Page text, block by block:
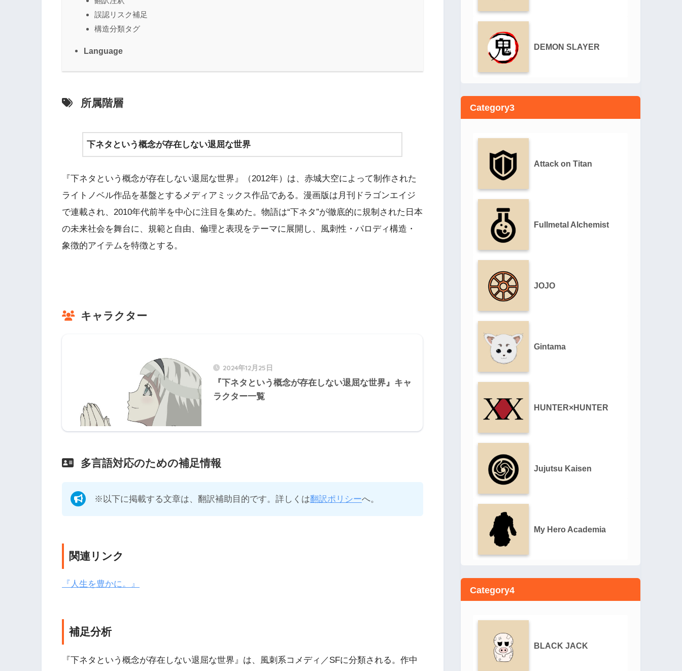
誤認リスク補足
構造分類タグ
Language
所属階層
下ネタという概念が存在しない退屈な世界
『下ネタという概念が存在しない退屈な世界』（2012年）は、赤城大空によって制作された
ライトノベル作品を基盤とするメディアミックス作品である。漫画版は月刊ドラゴンエイジ
で連載され、2010年代前半を中心に注目を集めた。物語は“下ネタ”が徹底的に規制された日本
の未来社会を舞台に、規範と自由、倫理と表現をテーマに展開し、風刺性・パロディ構造・
象徴的アイテムを特徴とする。
キャラクター
2024年12月25日
『下ネタという概念が存在しない退屈な世界』キャ
ラクター一覧
多言語対応のための補足情報
※以下に掲載する文章は、翻訳補助目的です。詳しくは翻訳ポリシーへ。
関連リンク
『人生を豊かに。』
補足分析
『下ネタという概念が存在しない退屈な世界』は、風刺系コメディ／SFに分類される。作中
DEMON SLAYER
Category3
Attack on Titan
Fullmetal Alchemist
JOJO
Gintama
HUNTER×HUNTER
Jujutsu Kaisen
My Hero Academia
Category4
BLACK JACK